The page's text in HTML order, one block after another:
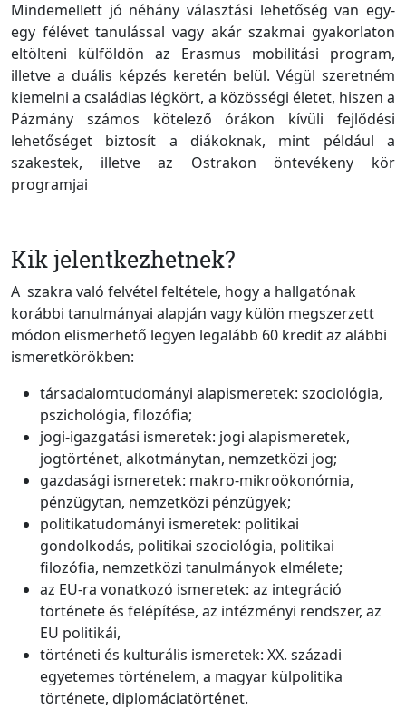
Mindemellett jó néhány választási lehetőség van egy-
egy félévet tanulással vagy akár szakmai gyakorlaton
eltölteni külföldön az Erasmus mobilitási program,
illetve a duális képzés keretén belül. Végül szeretném
kiemelni a családias légkört, a közösségi életet, hiszen a
Pázmány számos kötelező órákon kívüli fejlődési
lehetőséget biztosít a diákoknak, mint például a
szakestek, illetve az Ostrakon öntevékeny kör
programjai
Kik jelentkezhetnek?
A szakra való felvétel feltétele, hogy a hallgatónak
korábbi tanulmányai alapján vagy külön megszerzett
módon elismerhető legyen legalább 60 kredit az alábbi
ismeretkörökben:
társadalomtudományi alapismeretek: szociológia,
pszichológia, filozófia;
jogi-igazgatási ismeretek: jogi alapismeretek,
jogtörténet, alkotmánytan, nemzetközi jog;
gazdasági ismeretek: makro-mikroökonómia,
pénzügytan, nemzetközi pénzügyek;
politikatudományi ismeretek: politikai
gondolkodás, politikai szociológia, politikai
filozófia, nemzetközi tanulmányok elmélete;
az EU-ra vonatkozó ismeretek: az integráció
története és felépítése, az intézményi rendszer, az
EU politikái,
történeti és kulturális ismeretek: XX. századi
egyetemes történelem, a magyar külpolitika
története, diplomáciatörténet.